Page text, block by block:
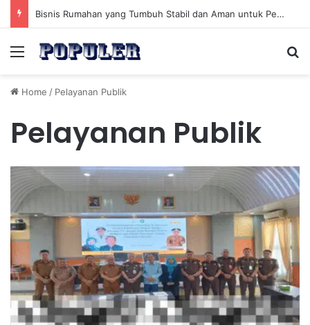
Bisnis Rumahan yang Tumbuh Stabil dan Aman untuk Pendapatan Jangka Panjang
Menu
Home / Pelayanan Publik
Pelayanan Publik